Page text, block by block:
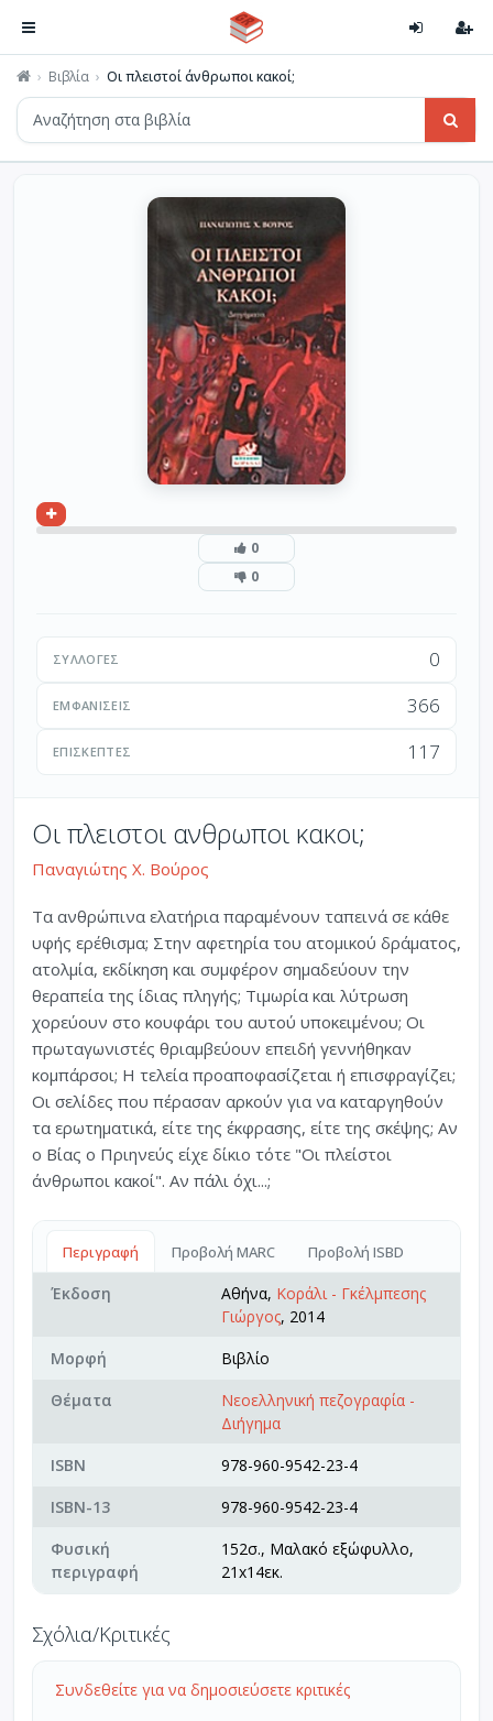
Βιβλία Οι πλειστοί άνθρωποι κακοί;
0
0
ΣΥΛΛΟΓΈΣ 0
ΕΜΦΑΝΊΣΕΙΣ 366
ΕΠΙΣΚΈΠΤΕΣ 117
Οι πλειστοι ανθρωποι κακοι;
Παναγιώτης Χ. Βούρος
Τα ανθρώπινα ελατήρια παραμένουν ταπεινά σε κάθε
υφής ερέθισμα; Στην αφετηρία του ατομικού δράματος,
ατολμία, εκδίκηση και συμφέρον σημαδεύουν την
θεραπεία της ίδιας πληγής; Τιμωρία και λύτρωση
χορεύουν στο κουφάρι του αυτού υποκειμένου; Οι
πρωταγωνιστές θριαμβεύουν επειδή γεννήθηκαν
κομπάρσοι; Η τελεία προαποφασίζεται ή επισφραγίζει;
Οι σελίδες που πέρασαν αρκούν για να καταργηθούν
τα ερωτηματικά, είτε της έκφρασης, είτε της σκέψης; Αν
ο Βίας ο Πριηνεύς είχε δίκιο τότε "Οι πλείστοι
άνθρωποι κακοί". Αν πάλι όχι...;
Περιγραφή Προβολή MARC Προβολή ISBD
Έκδοση Αθήνα, Κοράλι - Γκέλμπεσης
Γιώργος, 2014
Μορφή
Βιβλίο
Θέματα
Νεοελληνική πεζογραφία -
Διήγημα
ISBN
978-960-9542-23-4
ISBN-13
978-960-9542-23-4
Φυσική
περιγραφή
152σ., Μαλακό εξώφυλλο,
21x14εκ.
Σχόλια/Κριτικές
Συνδεθείτε για να δημοσιεύσετε κριτικές